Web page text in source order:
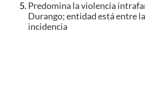
Predomina la violencia
Durango; entidad está entre
incidencia